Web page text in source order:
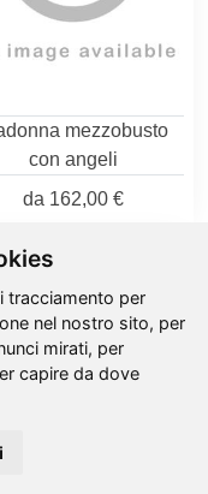
tracciamento per
nel nostro sito, per
mirati, per
capire da dove
mezzobusto
con angeli
da 162,00 €